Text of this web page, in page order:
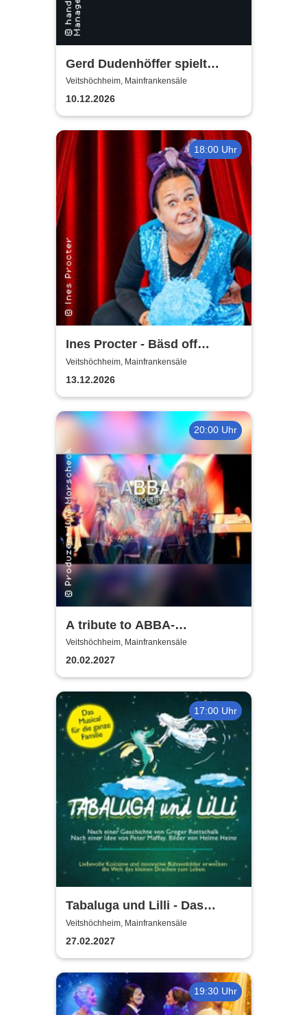
Gerd Dudenhöffer spielt
Heinz Becker
Veitshöchheim, Mainfrankensäle
10.12.2026
18:00 Uhr
Ines Procter - Bäsd off
"Närrische Putzfraa"
Veitshöchheim, Mainfrankensäle
13.12.2026
20:00 Uhr
A tribute to ABBA-
unforgettable Konzert
Veitshöchheim, Mainfrankensäle
20.02.2027
17:00 Uhr
Tabaluga und Lilli - Das
drachenstarke Musical für die
ganze Familie
Veitshöchheim, Mainfrankensäle
27.02.2027
19:30 Uhr